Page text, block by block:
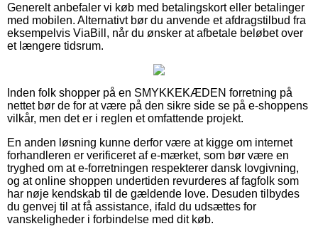
Generelt anbefaler vi køb med betalingskort eller betalinger
med mobilen. Alternativt bør du anvende et afdragstilbud fra
eksempelvis ViaBill, når du ønsker at afbetale beløbet over
et længere tidsrum.
Inden folk shopper på en SMYKKEKÆDEN forretning på
nettet bør de for at være på den sikre side se på e-shoppens
vilkår, men det er i reglen et omfattende projekt.
En anden løsning kunne derfor være at kigge om internet
forhandleren er verificeret af e-mærket, som bør være en
tryghed om at e-forretningen respekterer dansk lovgivning,
og at online shoppen undertiden revurderes af fagfolk som
har nøje kendskab til de gældende love. Desuden tilbydes
du genvej til at få assistance, ifald du udsættes for
vanskeligheder i forbindelse med dit køb.